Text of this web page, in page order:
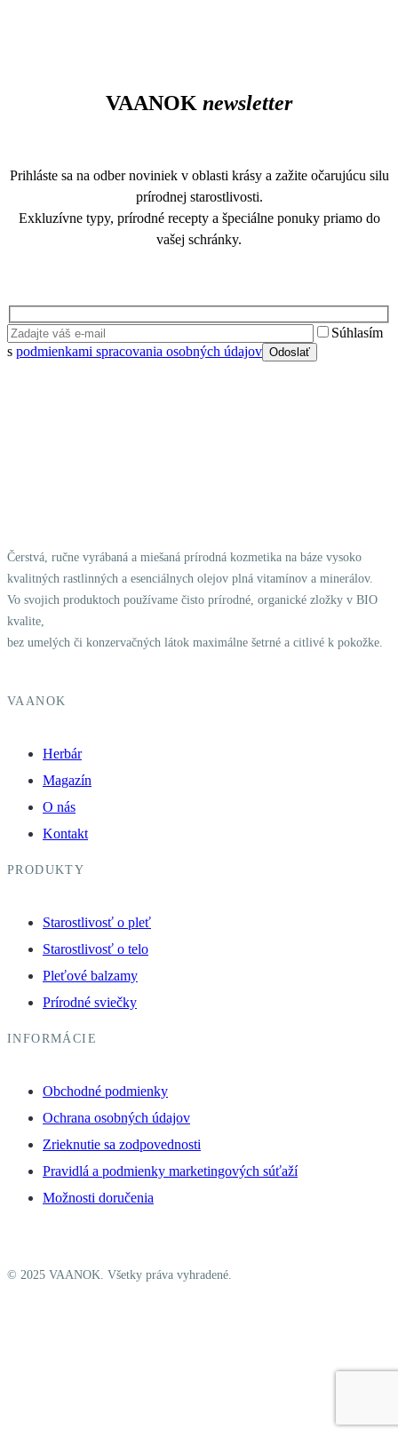
VAANOK newsletter
Prihláste sa na odber noviniek v oblasti krásy a zažite očarujúcu silu
prírodnej starostlivosti.
Exkluzívne typy, prírodné recepty a špeciálne ponuky priamo do
vašej schránky.
Súhlasím
s podmienkami spracovania osobných údajov
Čerstvá, ručne vyrábaná a miešaná prírodná kozmetika na báze vysoko
kvalitných rastlinných a esenciálnych olejov plná vitamínov a minerálov.
Vo svojich produktoch používame čisto prírodné, organické zložky v BIO
kvalite,
bez umelých či konzervačných látok maximálne šetrné a citlivé k pokožke.
VAANOK
Herbár
Magazín
O nás
Kontakt
PRODUKTY
Starostlivosť o pleť
Starostlivosť o telo
Pleťové balzamy
Prírodné sviečky
INFORMÁCIE
Obchodné podmienky
Ochrana osobných údajov
Zrieknutie sa zodpovednosti
Pravidlá a podmienky marketingových súťaží
Možnosti doručenia
© 2025 VAANOK. Všetky práva vyhradené.